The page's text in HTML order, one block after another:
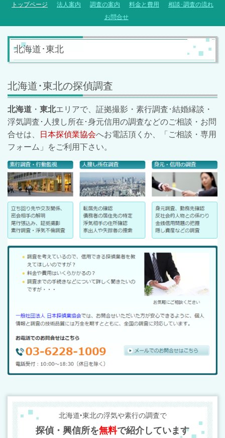
トップページ 法人案内 調査の案内 料金と費用
相談･調査の流れ
お問合せ
北海道･東北
北海道･東北の探偵調査
北海道 ・ 東北エリアで、証拠撮影・素行調査･結婚縁談・
浮気調査･人捜し所在･身元信用の調査などのご相談・お問
合せは、
日本探偵業協会へお電話頂くか、「ご相談・専用
フォーム」をご利用下さい。
北海道‣東北の浮気や素行の調査で
探偵・興信所を無料で紹介しています